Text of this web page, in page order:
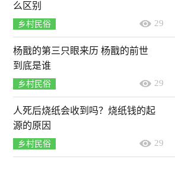
么区别
乡村民俗 29
杨戬的第三只眼来历 杨戬的前世
到底是谁
乡村民俗 29
人死后烧纸会收到吗？烧纸钱的起
源的原因
乡村民俗 29